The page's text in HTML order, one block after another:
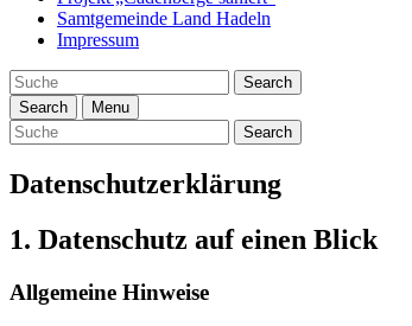
Samtgemeinde Land Hadeln
Impressum
Search
Search
Menu
Search
Datenschutz­erklärung
1. Datenschutz auf einen Blick
Allgemeine Hinweise